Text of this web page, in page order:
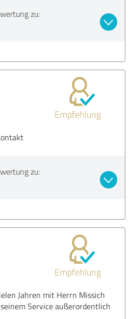
zu:
Empfehlung
zu:
Empfehlung
Jahren mit Herrn Missich
Service außerordentlich